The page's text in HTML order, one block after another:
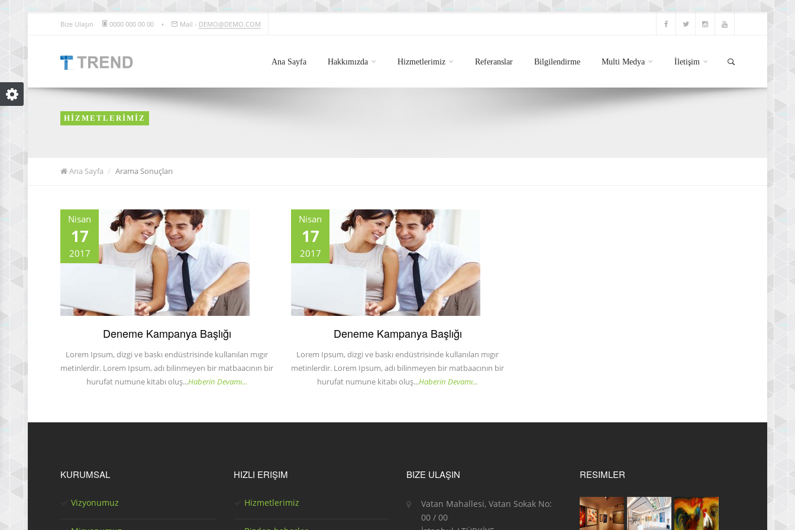
Bize Ulaşın 0000 000 00 00 • Mail - DEMO@DEMO.COM
Ana Sayfa Hakkımızda Hizmetlerimiz Referanslar Bilgilendirme Multi Medya İletişim
HİZMETLERİMİZ
Ana Sayfa Arama Sonuçları
Nisan
17
2017
Deneme Kampanya Başlığı
Lorem Ipsum, dizgi ve baskı endüstrisinde kullanılan mıgır
metinlerdir. Lorem Ipsum, adı bilinmeyen bir matbaacının bir
hurufat numune kitabı oluş...Haberin Devamı...
Nisan
17
2017
Deneme Kampanya Başlığı
Lorem Ipsum, dizgi ve baskı endüstrisinde kullanılan mıgır
metinlerdir. Lorem Ipsum, adı bilinmeyen bir matbaacının bir
hurufat numune kitabı oluş...Haberin Devamı...
KURUMSAL
Vizyonumuz
HIZLI ERIŞIM
Hizmetlerimiz
BIZE ULAŞIN
Vatan Mahallesi, Vatan Sokak No:
00 / 00
RESIMLER